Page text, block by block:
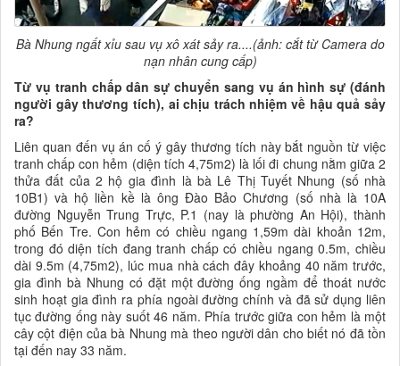
Bà Nhung ngất xỉu sau vụ xô xát sảy ra....(ảnh: cắt từ Camera do
nạn nhân cung cấp)
Từ vụ tranh chấp dân sự chuyển sang vụ án hình sự (đánh
người gây thương tích), ai chịu trách nhiệm về hậu quả sảy
ra?
Liên quan đến vụ án cố ý gây thương tích này bắt nguồn từ việc
tranh chấp con hẻm (diện tích 4,75m2) là lối đi chung nằm giữa 2
thửa đất của 2 hộ gia đình là bà Lê Thị Tuyết Nhung (số nhà
10B1) và hộ liền kề là ông Đào Bảo Chương (số nhà là 10A
đường Nguyễn Trung Trực, P.1 (nay là phường An Hội), thành
phố Bến Tre. Con hẻm có chiều ngang 1,59m dài khoản 12m,
trong đó diện tích đang tranh chấp có chiều ngang 0.5m, chiều
dài 9.5m (4,75m2), lúc mua nhà cách đây khoảng 40 năm trước,
gia đình bà Nhung có đặt một đường ống ngầm để thoát nước
sinh hoạt gia đình ra phía ngoài đường chính và đã sử dụng liên
tục đường ống này suốt 46 năm. Phía trước giữa con hẻm là một
cây cột điện của bà Nhung mà theo người dân cho biết nó đã tồn
tại đến nay 33 năm.